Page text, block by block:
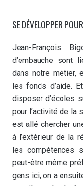
SE DÉVELOPPER
Jean-François
d’embauche sont
dans notre métier,
les fonds d’aide.
disposer d’écoles
pour l’activité de la
est allé chercher
à l’extérieur de la
les compétences
peut-être même
gens ici, on a